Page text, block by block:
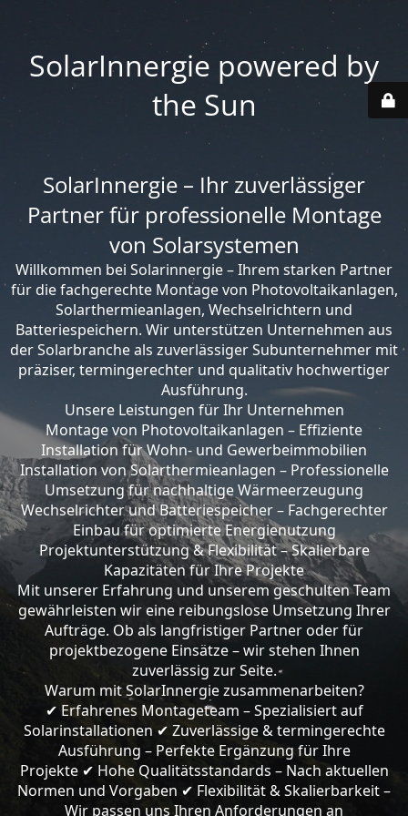
SolarInnergie powered by
the Sun
SolarInnergie – Ihr zuverlässiger
Partner für professionelle Montage
von Solarsystemen
Willkommen bei Solarinnergie – Ihrem starken Partner
für die fachgerechte Montage von Photovoltaikanlagen,
Solarthermieanlagen, Wechselrichtern und
Batteriespeichern. Wir unterstützen Unternehmen aus
der Solarbranche als zuverlässiger Subunternehmer mit
präziser, termingerechter und qualitativ hochwertiger
Ausführung.
Unsere Leistungen für Ihr Unternehmen
Montage von Photovoltaikanlagen – Effiziente
Installation für Wohn- und Gewerbeimmobilien
Installation von Solarthermieanlagen – Professionelle
Umsetzung für nachhaltige Wärmeerzeugung
Wechselrichter und Batteriespeicher – Fachgerechter
Einbau für optimierte Energienutzung
Projektunterstützung & Flexibilität – Skalierbare
Kapazitäten für Ihre Projekte
Mit unserer Erfahrung und unserem geschulten Team
gewährleisten wir eine reibungslose Umsetzung Ihrer
Aufträge. Ob als langfristiger Partner oder für
projektbezogene Einsätze – wir stehen Ihnen
zuverlässig zur Seite.
Warum mit SolarInnergie zusammenarbeiten?
✔ Erfahrenes Montageteam – Spezialisiert auf
Solarinstallationen ✔ Zuverlässige & termingerechte
Ausführung – Perfekte Ergänzung für Ihre
Projekte ✔ Hohe Qualitätsstandards – Nach aktuellen
Normen und Vorgaben ✔ Flexibilität & Skalierbarkeit –
Wir passen uns Ihren Anforderungen an